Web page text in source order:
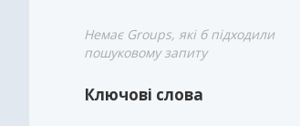
Немає Groups, які б підходили
пошуковому запиту
Ключові слова